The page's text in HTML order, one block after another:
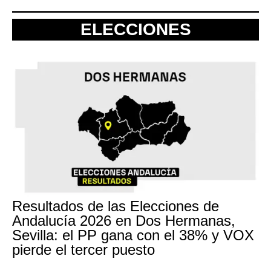
ELECCIONES
Resultados de las Elecciones de
Andalucía 2026 en Dos Hermanas,
Sevilla: el PP gana con el 38% y VOX
pierde el tercer puesto